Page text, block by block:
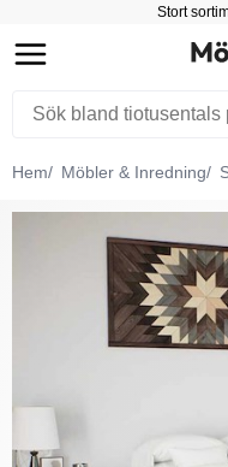
Stort
Hem Möbler & Inredning